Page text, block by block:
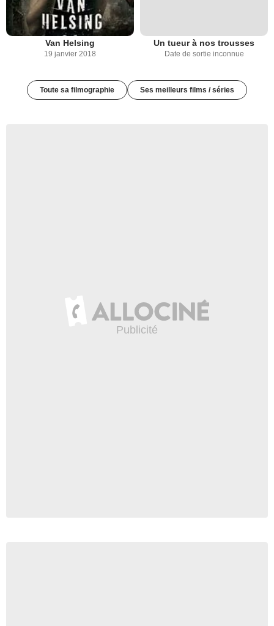
Van Helsing
19 janvier 2018
Un tueur à nos trousses
Date de sortie inconnue
Toute sa filmographie Ses meilleurs films / séries